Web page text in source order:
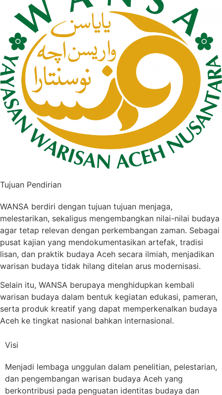
Tujuan Pendirian
WANSA berdiri dengan tujuan tujuan menjaga,
melestarikan, sekaligus mengembangkan nilai-nilai budaya
agar tetap relevan dengan perkembangan zaman. Sebagai
pusat kajian yang mendokumentasikan artefak, tradisi
lisan, dan praktik budaya Aceh secara ilmiah, menjadikan
warisan budaya tidak hilang ditelan arus modernisasi.
Selain itu, WANSA berupaya menghidupkan kembali
warisan budaya dalam bentuk kegiatan edukasi, pameran,
serta produk kreatif yang dapat memperkenalkan budaya
Aceh ke tingkat nasional bahkan internasional.
Visi
Menjadi lembaga unggulan dalam penelitian, pelestarian,
dan pengembangan warisan budaya Aceh yang
berkontribusi pada penguatan identitas budaya dan